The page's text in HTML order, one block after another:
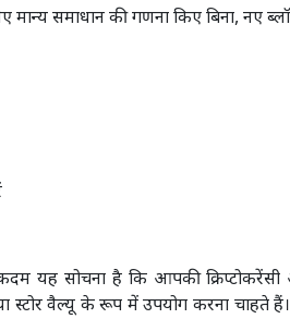
मान्य समाधान की गणना किए बिना, नए
कदम यह सोचना है कि आपकी
स्टोर वैल्यू के रूप में उपयोग करना चाहते